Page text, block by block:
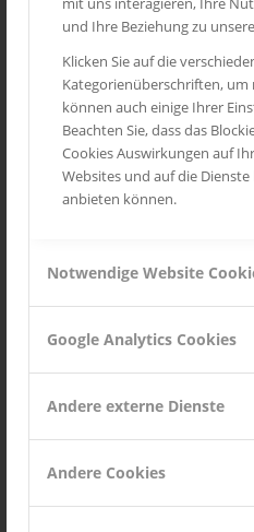
und Ihre Beziehung zu
Klicken Sie auf die
Kategorienüberschriften, um
können auch einige Ihrer
Beachten Sie, dass das
Cookies Auswirkungen auf
Websites und auf die
anbieten können.
Notwendige Website
Google Analytics Cookies
Andere externe Dienste
Andere Cookies
Routes des Grandes Alpes
Toskana
Provence
Wild Life
Seychellen
INSTAGRAM